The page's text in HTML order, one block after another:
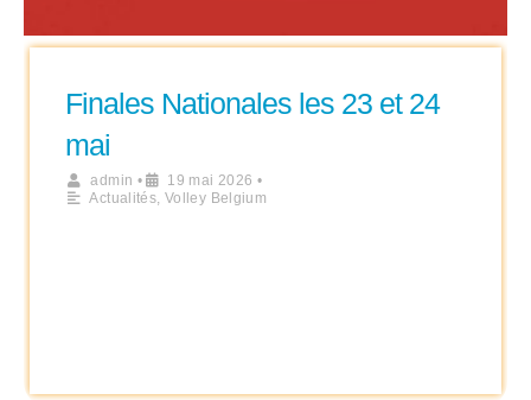
Finales Nationales les 23 et 24
mai
admin • 19 mai 2026 •
Actualités, Volley Belgium